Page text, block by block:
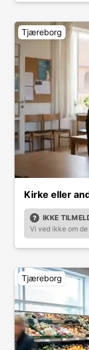
Tjæreborg
Kirke eller
IKKE
Vi ved ikke om
Tjæreborg